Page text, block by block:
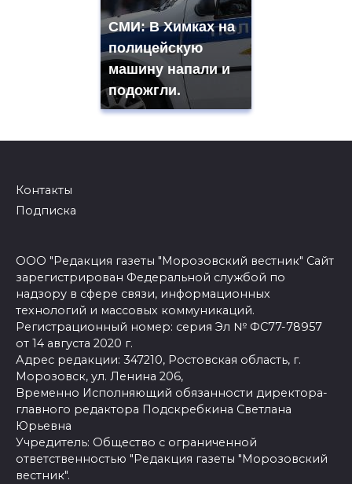
СМИ: В Химках на
полицейскую
машину напали и
подожгли.
Контакты
Подписка
ООО "Редакция газеты "Морозовский вестник" Сайт
зарегистрирован Федеральной службой по
надзору в сфере связи, информационных
технологий и массовых коммуникаций.
Регистрационный номер: серия Эл № ФС77-78957
от 14 августа 2020 г.
Адрес редакции: 347210, Ростовская область, г.
Морозовск, ул. Ленина 206,
Временно Исполняющий обязанности директора-
главного редактора Подскребкина Светлана
Юрьевна
Учредитель: Общество с ограниченной
ответственностью "Редакция газеты "Морозовский
вестник".